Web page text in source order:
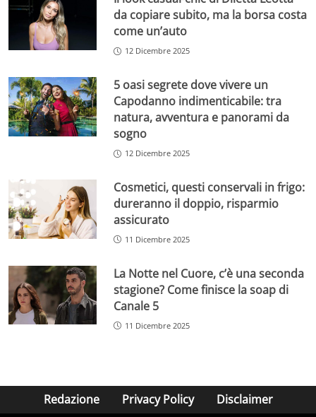
da copiare subito, ma la borsa costa
come un’auto
12 Dicembre 2025
5 oasi segrete dove vivere un
Capodanno indimenticabile: tra
natura, avventura e panorami da
sogno
12 Dicembre 2025
Cosmetici, questi conservali in frigo:
dureranno il doppio, risparmio
assicurato
11 Dicembre 2025
La Notte nel Cuore, c’è una seconda
stagione? Come finisce la soap di
Canale 5
11 Dicembre 2025
Redazione Privacy Policy Disclaimer